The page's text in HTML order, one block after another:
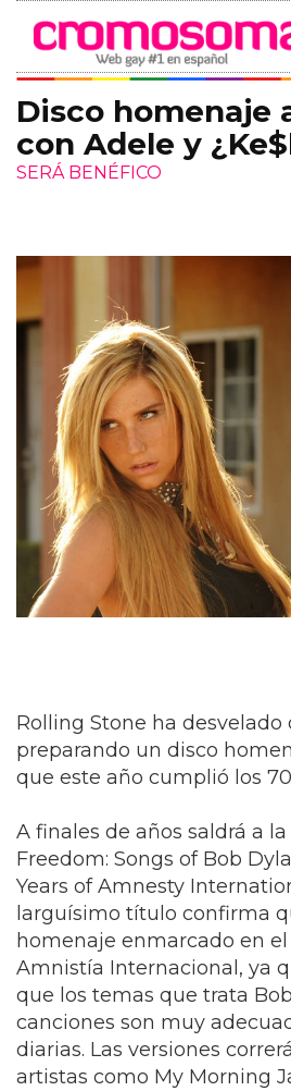
Disco homenaje
con Adele y
SERÁ BENÉFICO
Rolling Stone ha desvelado
preparando un disco
que este año cumplió los
A finales de años saldrá a
Freedom: Songs of Bob
Years of Amnesty
larguísimo título confirma
homenaje enmarcado en
Amnistía Internacional, ya
que los temas que trata
canciones son muy
diarias. Las versiones
artistas como My Morning